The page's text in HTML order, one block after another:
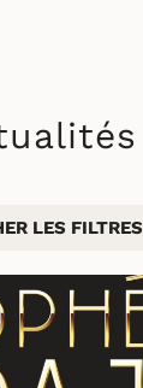
LES FILTRES